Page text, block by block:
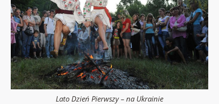
Lato Dzień Pierwszy – na Ukrainie